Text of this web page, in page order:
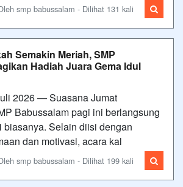
smp babussalam - Dilihat 131 kali
Semakin Meriah, SMP
Hadiah Juara Gema Idul
2026 — Suasana Jumat
Babussalam pagi ini berlangsung
biasanya. Selain diisi dengan
dan motivasi, acara kal
smp babussalam - Dilihat 199 kali